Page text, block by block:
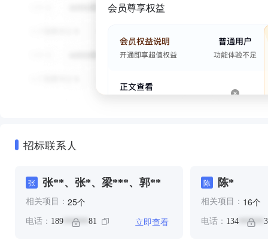
会员尊享权益
招标联系人
张 张**、张*、梁***、郭**
相关项目： 25个
电话： 189 ****** 81 立即查看
陈 陈*
相关项目： 16个
电话： 134******